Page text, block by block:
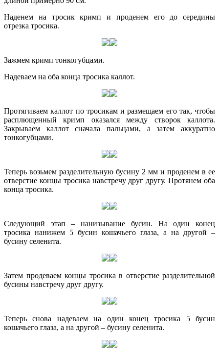
Наденем на тросик кримп и проденем его до середины
отрезка тросика.
Зажмем кримп тонкогубцами.
Надеваем на оба конца тросика каллот.
Протягиваем каллот по тросикам и размещаем его так, чтобы
расплющенный кримп оказался между створок каллота.
Закрываем каллот сначала пальцами, а затем аккуратно
тонкогубцами.
Теперь возьмем разделительную бусину 2 мм и проденем в ее
отверстие концы тросика навстречу друг другу. Протянем оба
конца тросика.
Следующий этап – нанизывание бусин. На один конец
тросика нанижем 5 бусин кошачьего глаза, а на другой –
бусину селенита.
Затем продеваем концы тросика в отверстие разделительной
бусины навстречу друг другу.
Теперь снова надеваем на один конец тросика 5 бусин
кошачьего глаза, а на другой – бусину селенита.